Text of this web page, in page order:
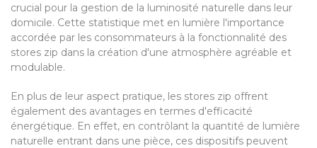
crucial pour la gestion de la luminosité naturelle dans leur
domicile. Cette statistique met en lumière l'importance
accordée par les consommateurs à la fonctionnalité des
stores zip dans la création d'une atmosphère agréable et
modulable.
En plus de leur aspect pratique, les stores zip offrent
également des avantages en termes d'efficacité
énergétique. En effet, en contrôlant la quantité de lumière
naturelle entrant dans une pièce, ces dispositifs peuvent